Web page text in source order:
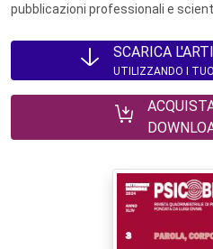
pubblicazioni professionali e
SCARICA
UTILIZZANDO I